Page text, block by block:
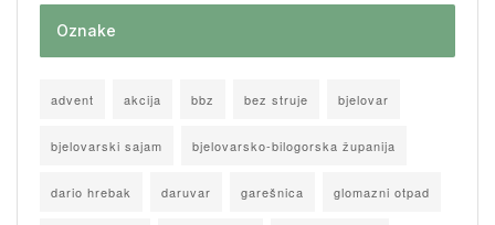
Oznake
advent akcija bbz bez struje bjelovar
bjelovarski sajam bjelovarsko-bilogorska županija
dario hrebak daruvar garešnica glomazni otpad